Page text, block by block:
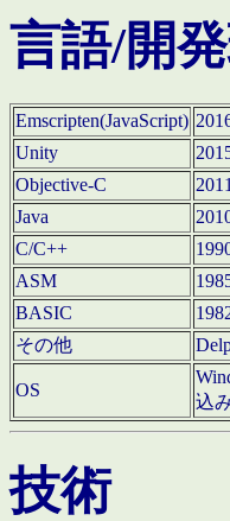
言語/開
Emscripten(JavaScript)
Unity
Objective-C
Java
C/C++
ASM
BASIC
その他
OS
込
技術